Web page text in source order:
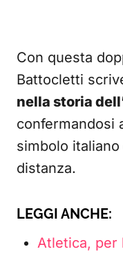
Con questa
Battocletti
nella storia
confermandosi
simbolo
distanza.
LEGGI ANCHE:
Atletica, per